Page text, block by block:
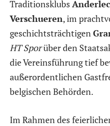
Traditionsklubs
Verschueren, im
geschichtsträchtigen
HT Sporüber den
die Vereinsführung tief
außerordentlichen
belgischen Behörden.
Im Rahmen des